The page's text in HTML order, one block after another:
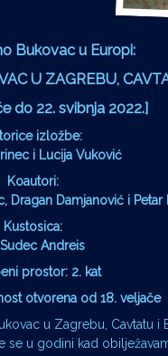
Bukovac u Europi:
U ZAGREBU,
do 22. svibnja 2022.]
izložbe:
i Lucija Vuković
Koautori:
Dragan Damjanović i Petar
Kustosica:
Sudec Andreis
prostor: 2. kat
otvorena od 18. veljače
u Zagrebu, Cavtatu i
u godini kad